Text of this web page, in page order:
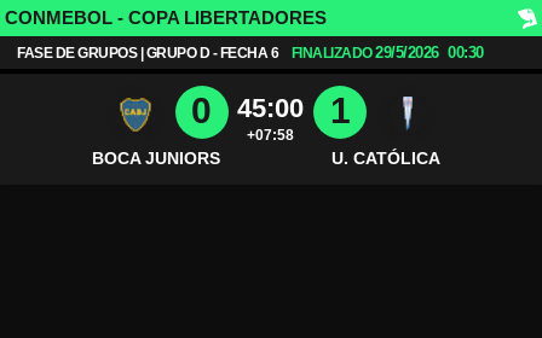
CONMEBOL - COPA LIBERTADORES
FASE DE GRUPOS | GRUPO D - FECHA 6 FINALIZADO29/5/2026 00:30
BOCA JUNIORS
0 45:00
+07:58
1
U. CATÓLICA